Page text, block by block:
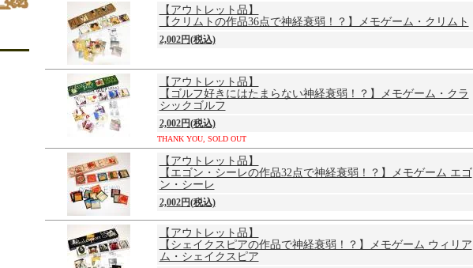
【アウトレット品】
【クリムトの作品36点で神経衰弱！？】メモゲーム・クリムト
2,002円(税込)
【アウトレット品】
【ゴルフ好きにはたまらない神経衰弱！？】メモゲーム・クラ
シックゴルフ
2,002円(税込)
THANK YOU, SOLD OUT
【アウトレット品】
【エゴン・シーレの作品32点で神経衰弱！？】メモゲーム エゴ
ン・シーレ
2,002円(税込)
【アウトレット品】
【シェイクスピアの作品で神経衰弱！？】メモゲーム ウィリア
ム・シェイクスピア